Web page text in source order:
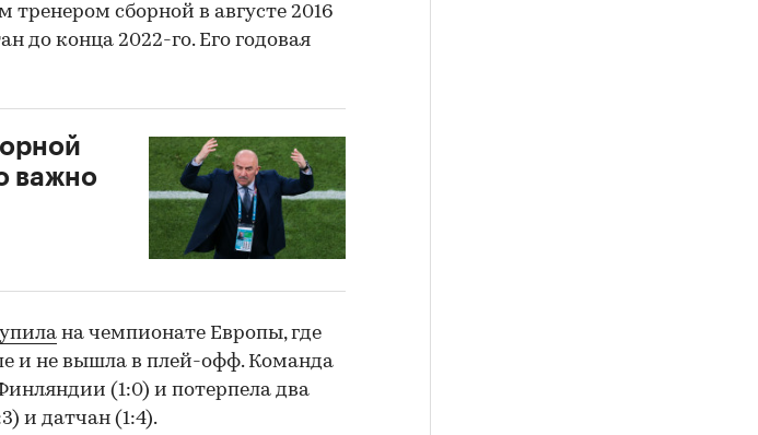
тренером сборной в августе 2016
до конца 2022-го. Его годовая
важно
на чемпионате Европы, где
и не вышла в плей-офф. Команда
(1:0) и потерпела два
и датчан (1:4).